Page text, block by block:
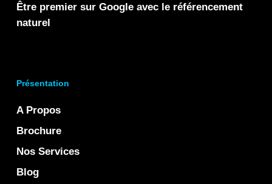
Être premier sur Google avec le référencement
naturel
Présentation
A Propos
Brochure
Nos Services
Blog